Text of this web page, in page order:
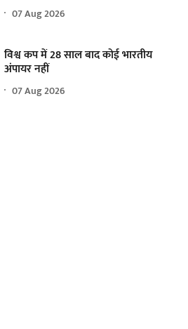
07 Aug 2026
विश्व कप में 28 साल बाद कोई भारतीय
अंपायर नहीं
07 Aug 2026